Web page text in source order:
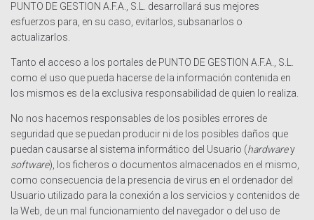
PUNTO DE GESTION A.F.A., S.L. desarrollará sus mejores
esfuerzos para, en su caso, evitarlos, subsanarlos o
actualizarlos.
Tanto el acceso a los portales de PUNTO DE GESTION A.F.A., S.L.
como el uso que pueda hacerse de la información contenida en
los mismos es de la exclusiva responsabilidad de quien lo realiza.
No nos hacemos responsables de los posibles errores de
seguridad que se puedan producir ni de los posibles daños que
puedan causarse al sistema informático del Usuario (hardwarey
software), los ficheros o documentos almacenados en el mismo,
como consecuencia de la presencia de virus en el ordenador del
Usuario utilizado para la conexión a los servicios y contenidos de
la Web, de un mal funcionamiento del navegador o del uso de